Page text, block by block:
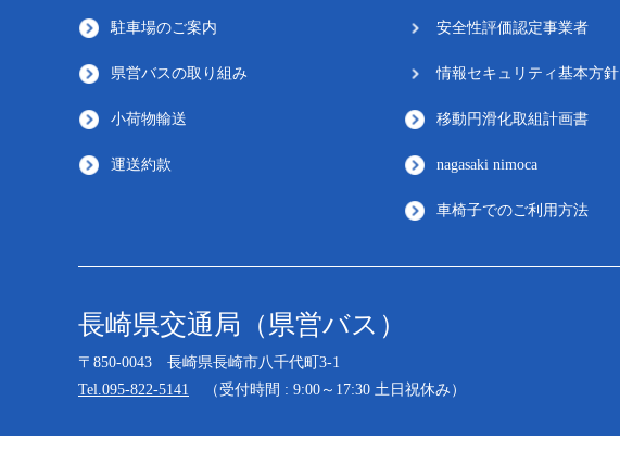
駐車場のご案内
県営バスの取り組み
小荷物輸送
運送約款
安全性評価認定事業者
情報セキュリティ基本方針
移動円滑化取組計画書
nagasaki nimoca
車椅子でのご利用方法
長崎県交通局（県営バス）
〒850-0043 長崎県長崎市八千代町3-1
Tel.095-822-5141
（受付時間 : 9:00～17:30 土日祝休み）